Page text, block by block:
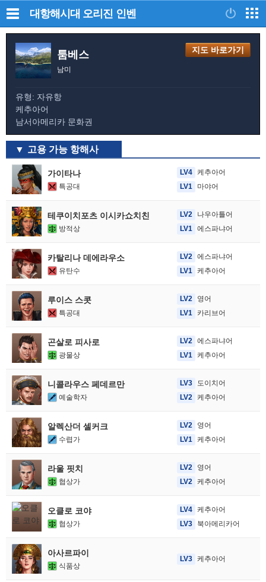
대항해시대 오리진 인벤
툼베스
남미
지도 바로가기
유형: 자유항
케추아어
남서아메리카 문화권
고용 가능 항해사
가이타나
특공대
LV4 케추아어
LV1
마야어
테쿠이치포츠 이시카쇼치친
방적상
LV2
나우아틀어
LV1
에스파냐어
카탈리나 데에라우소
유탄수
LV2
에스파냐어
LV1
케추아어
루이스 스콧
특공대
LV2
영어
LV1
카리브어
곤살로 피사로
광물상
LV2
에스파냐어
LV1
케추아어
니콜라우스 페데르만
예술학자
LV3
도이치어
LV2
케추아어
알렉산더 셀커크
수렵가
LV2
영어
LV1
케추아어
라울 핏치
협상가
LV2
영어
LV2
케추아어
오클로 코야
협상가
LV4 케추아어
LV3
북아메리카어
아사르파이
식품상
LV3 케추아어